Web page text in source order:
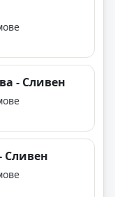
- Сливен
Сливен